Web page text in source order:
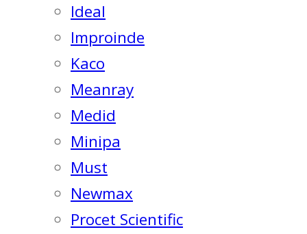
Ideal
Improinde
Kaco
Meanray
Medid
Minipa
Must
Newmax
Procet Scientific